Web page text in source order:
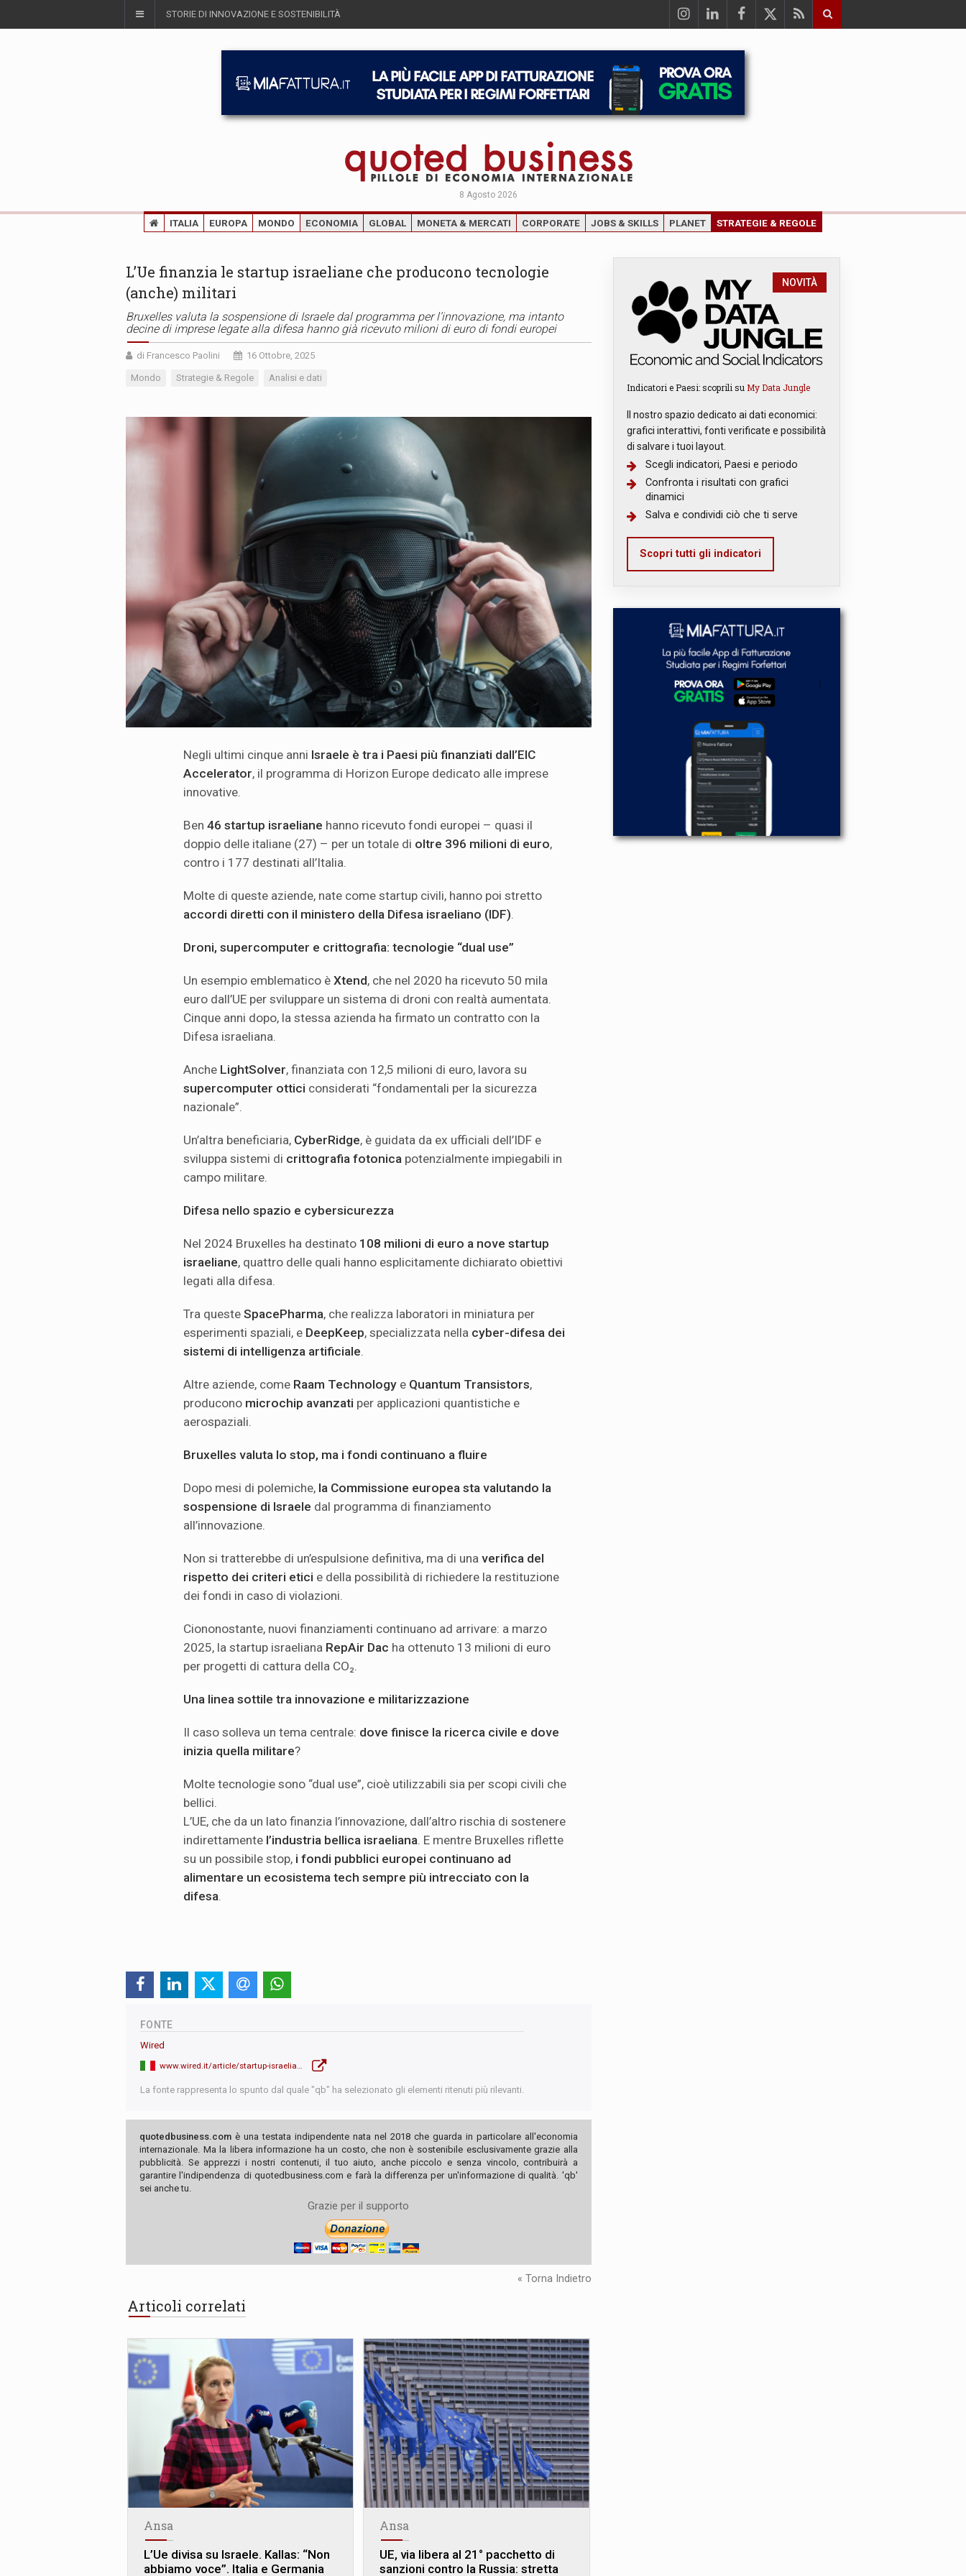
STORIE DI INNOVAZIONE E SOSTENIBILITÀ
8 Agosto 2026
ITALIA EUROPA MONDO ECONOMIA GLOBAL MONETA & MERCATI CORPORATE JOBS & SKILLS PLANET STRATEGIE & REGOLE
L’Ue finanzia le startup israeliane che producono tecnologie
(anche) militari
Bruxelles valuta la sospensione di Israele dal programma per l’innovazione, ma intanto
decine di imprese legate alla difesa hanno già ricevuto milioni di euro di fondi europei
di Francesco Paolini 16 Ottobre, 2025
Mondo Strategie & Regole Analisi e dati
Negli ultimi cinque anni Israele è tra i Paesi più finanziati dall’EIC
Accelerator, il programma di Horizon Europe dedicato alle imprese
innovative.
Ben 46 startup israeliane hanno ricevuto fondi europei – quasi il
doppio delle italiane (27) – per un totale di oltre 396 milioni di euro,
contro i 177 destinati all’Italia.
Molte di queste aziende, nate come startup civili, hanno poi stretto
accordi diretti con il ministero della Difesa israeliano (IDF)
Droni, supercomputer e crittografia: tecnologie “dual use”
Un esempio emblematico è Xtend, che nel 2020 ha ricevuto 50 mila
euro dall’UE per sviluppare un sistema di droni con realtà aumentata.
Cinque anni dopo, la stessa azienda ha firmato un contratto con la
Difesa israeliana.
Anche LightSolver, finanziata con 12,5 milioni di euro, lavora su
supercomputer ottici considerati “fondamentali per la sicurezza
nazionale”.
Un’altra beneficiaria, CyberRidge, è guidata da ex ufficiali dell’IDF e
sviluppa sistemi di crittografia fotonica potenzialmente impiegabili in
campo militare.
Difesa nello spazio e cybersicurezza
Nel 2024 Bruxelles ha destinato 108 milioni di euro a nove startup
israeliane, quattro delle quali hanno esplicitamente dichiarato obiettivi
legati alla difesa.
Tra queste SpacePharma, che realizza laboratori in miniatura per
esperimenti spaziali, e DeepKeep, specializzata nella cyber-difesa dei
sistemi di intelligenza artificiale
Altre aziende, come Raam Technology e Quantum Transistors,
producono microchip avanzati per applicazioni quantistiche e
aerospaziali.
Bruxelles valuta lo stop, ma i fondi continuano a fluire
Dopo mesi di polemiche, la Commissione europea sta valutando la
sospensione di Israele dal programma di finanziamento
all’innovazione.
Non si tratterebbe di un’espulsione definitiva, ma di una verifica del
rispetto dei criteri etici e della possibilità di richiedere la restituzione
dei fondi in caso di violazioni.
Ciononostante, nuovi finanziamenti continuano ad arrivare: a marzo
2025, la startup israeliana RepAir Dac ha ottenuto 13 milioni di euro
per progetti di cattura della CO₂.
Una linea sottile tra innovazione e militarizzazione
Il caso solleva un tema centrale: dove finisce la ricerca civile e dove
inizia quella militare?
Molte tecnologie sono “dual use”, cioè utilizzabili sia per scopi civili che
bellici.
L’UE, che da un lato finanzia l’innovazione, dall’altro rischia di sostenere
indirettamente l’industria bellica israeliana . E mentre Bruxelles riflette
su un possibile stop, i fondi pubblici europei continuano ad
alimentare un ecosistema tech sempre più intrecciato con la
difesa
FONTE
Wired
La fonte rappresenta lo spunto dal quale "qb" ha selezionato gli elementi ritenuti più rilevanti.
quotedbusiness.com è una testata indipendente nata nel 2018 che guarda in particolare all'economia
internazionale. Ma la libera informazione ha un costo, che non è sostenibile esclusivamente grazie alla
pubblicità. Se apprezzi i nostri contenuti, il tuo aiuto, anche piccolo e senza vincolo, contribuirà a
garantire l'indipendenza di quotedbusiness.com e farà la differenza per un'informazione di qualità. 'qb'
sei anche tu.
Grazie per il supporto
« Torna Indietro
Articoli correlati
Ansa
L’Ue divisa su Israele. Kallas: “Non
abbiamo voce”. Italia e Germania
Ansa
UE, via libera al 21° pacchetto di
sanzioni contro la Russia: stretta
NOVITÀ
Indicatori e Paesi: scoprili su My Data Jungle
Il nostro spazio dedicato ai dati economici:
grafici interattivi, fonti verificate e possibilità
di salvare i tuoi layout.
Scegli indicatori, Paesi e periodo
Confronta i risultati con grafici
dinamici
Salva e condividi ciò che ti serve
Scopri tutti gli indicatori